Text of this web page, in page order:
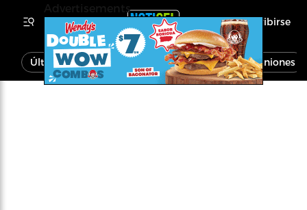
Inscribirse
Última Hora Noticias Economía Opiniones
Advertisements